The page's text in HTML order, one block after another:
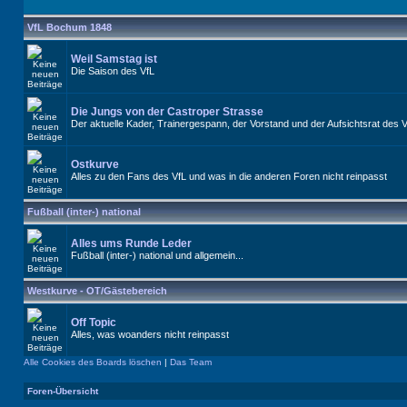
VfL Bochum 1848
Weil Samstag ist
Die Saison des VfL
Die Jungs von der Castroper Strasse
Der aktuelle Kader, Trainergespann, der Vorstand und der Aufsichtsrat des
Ostkurve
Alles zu den Fans des VfL und was in die anderen Foren nicht reinpasst
Fußball (inter-) national
Alles ums Runde Leder
Fußball (inter-) national und allgemein...
Westkurve - OT/Gästebereich
Off Topic
Alles, was woanders nicht reinpasst
Alle Cookies des Boards löschen | Das Team
Foren-Übersicht